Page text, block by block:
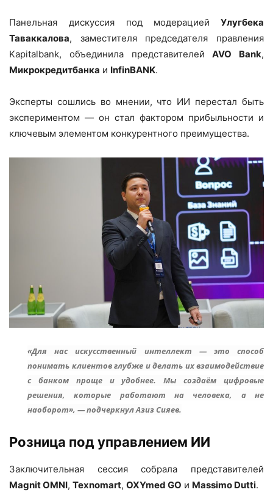
Панельная дискуссия под модерацией Улугбека
Таваккалова, заместителя председателя правления
Kapitalbank, объединила представителейAVO Bank,
Микрокредитбанка и InfinBANK.
Эксперты сошлись во мнении, что ИИ перестал быть
экспериментом — он стал фактором прибыльности и
ключевым элементом конкурентного преимущества.
«Для нас искусственный интеллект — это способ
понимать клиентов глубже и делать их взаимодействие
с банком проще и удобнее. Мы создаём цифровые
решения, которые работают на человека, а не
наоборот», — подчеркнул Азиз Сияев.
Розница под управлением ИИ
Заключительная сессия собрала представителей
Magnit OMNI, Texnomart, OXYmed GO и Massimo Dutti.